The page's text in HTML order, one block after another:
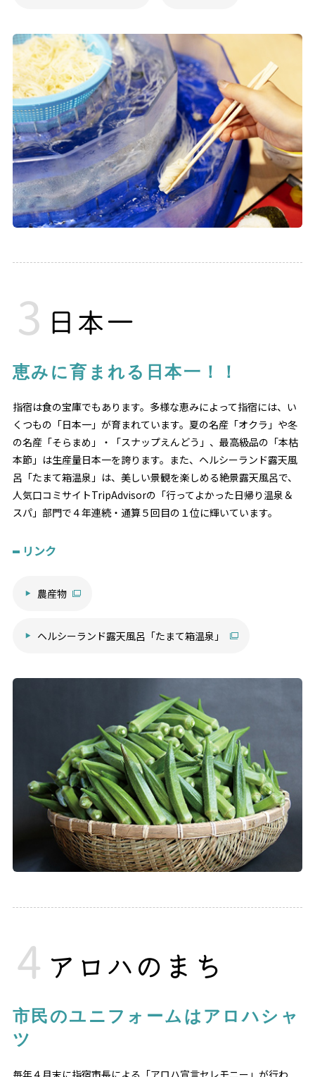
日本一
恵みに育まれる日本一！！
指宿は食の宝庫でもあります。多様な恵みによって指宿には、い
くつもの「日本一」が育まれています。夏の名産「オクラ」や冬
の名産「そらまめ」・「スナップえんどう」、最高級品の「本枯
本節」は生産量日本一を誇ります。また、ヘルシーランド露天風
呂「たまて箱温泉」は、美しい景観を楽しめる絶景露天風呂で、
人気口コミサイトTripAdvisorの「行ってよかった日帰り温泉＆
スパ」部門で４年連続・通算５回目の１位に輝いています。
リンク
農産物
ヘルシーランド露天風呂「たまて箱温泉」
アロハのまち
市民のユニフォームはアロハシャ
ツ